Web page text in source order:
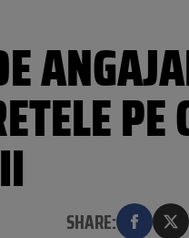
PE
SHARE: